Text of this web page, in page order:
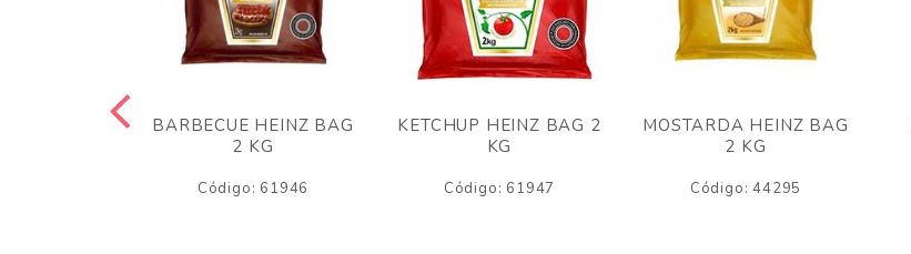
BARBECUE HEINZ BAG
2 KG
Código: 61946
KETCHUP HEINZ BAG 2
KG
Código: 61947
MOSTARDA HEINZ BAG
2 KG
Código: 44295